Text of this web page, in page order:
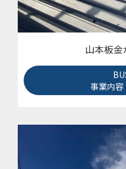
山本板金
事業内容